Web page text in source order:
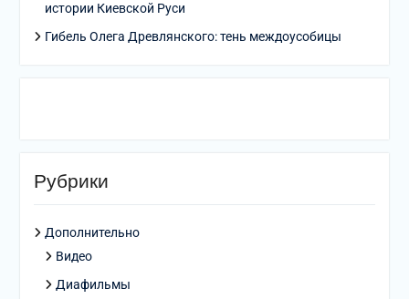
истории Киевской Руси
Гибель Олега Древлянского: тень междоусобицы
Рубрики
Дополнительно
Видео
Диафильмы